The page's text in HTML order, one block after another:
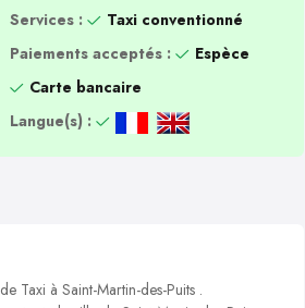
Services :
Taxi conventionné
Paiements acceptés :
Espèce
Carte bancaire
Langue(s) :
Taxi à Saint-Martin-des-Puits .